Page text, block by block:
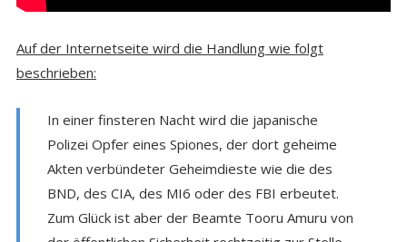
Auf der Internetseite wird die Handlung wie folgt
beschrieben:
In einer finsteren Nacht wird die japanische
Polizei Opfer eines Spiones, der dort geheime
Akten verbündeter Geheimdieste wie die des
BND, des CIA, des MI6 oder des FBI erbeutet.
Zum Glück ist aber der Beamte Tooru Amuru von